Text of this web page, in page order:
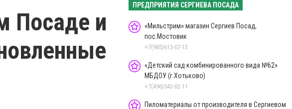
Посаде и
ПРЕДПРИЯТИЯ СЕРГИЕВА ПОСАДА
«Мильстрим» магазин Сергиев Посад,
пос.Мостовик
+7(985)613-07-13
«Детский сад комбинированного вида №62»
МБДОУ (г.Хотьково)
+7(496)543-62-11
Пиломатериалы от производителя в Сергиевом